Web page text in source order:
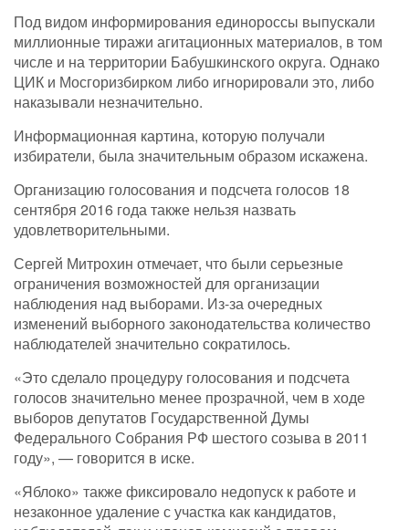
Под видом информирования единороссы выпускали
миллионные тиражи агитационных материалов, в том
числе и на территории Бабушкинского округа. Однако
ЦИК и Мосгоризбирком либо игнорировали это, либо
наказывали незначительно.
Информационная картина, которую получали
избиратели, была значительным образом искажена.
Организацию голосования и подсчета голосов 18
сентября 2016 года также нельзя назвать
удовлетворительными.
Сергей Митрохин отмечает, что были серьезные
ограничения возможностей для организации
наблюдения над выборами. Из-за очередных
изменений выборного законодательства количество
наблюдателей значительно сократилось.
«Это сделало процедуру голосования и подсчета
голосов значительно менее прозрачной, чем в ходе
выборов депутатов Государственной Думы
Федерального Собрания РФ шестого созыва в 2011
году», — говорится в иске.
«Яблоко» также фиксировало недопуск к работе и
незаконное удаление с участка как кандидатов,